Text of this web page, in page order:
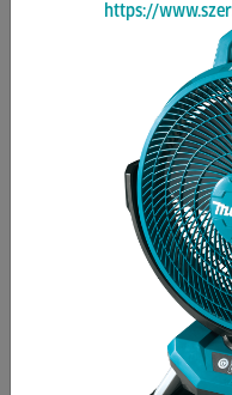
Digitális
bosch árammérő
https://